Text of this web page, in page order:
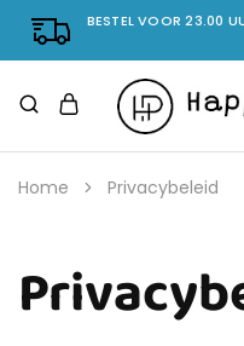
BESTEL VOOR 23.00
Home Privacybeleid